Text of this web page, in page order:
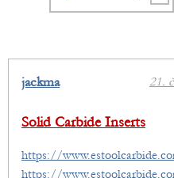
21.
jackma
Solid Carbide Inserts
https://
https://